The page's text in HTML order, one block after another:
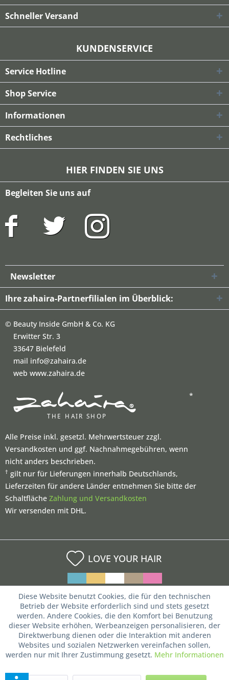
Schneller Versand
KUNDENSERVICE
Service Hotline
Shop Service
Informationen
Rechtliches
HIER FINDEN SIE UNS
Begleiten Sie uns auf
Newsletter
Ihre zahaira-Partnerfilialen im Überblick:
© Beauty Inside GmbH & Co. KG
Erwitter Str. 3
33647 Bielefeld
mail info@zahaira.de
web www.zahaira.de
*
Alle Preise inkl. gesetzl. Mehrwertsteuer zzgl.
Versandkosten und ggf. Nachnahmegebühren, wenn
nicht anders beschrieben.
† gilt nur für Lieferungen innerhalb Deutschlands,
Lieferzeiten für andere Länder entnehmen Sie bitte der
Schaltfläche Zahlung und Versandkosten
Wir versenden mit DHL.
LOVE YOUR HAIR
Diese Website benutzt Cookies, die für den technischen
Betrieb der Website erforderlich sind und stets gesetzt
werden. Andere Cookies, die den Komfort bei Benutzung
dieser Website erhöhen, Werbeanzeigen personalisieren, der
Direktwerbung dienen oder die Interaktion mit anderen
Websites und sozialen Netzwerken vereinfachen sollen,
werden nur mit Ihrer Zustimmung gesetzt. Mehr Informationen